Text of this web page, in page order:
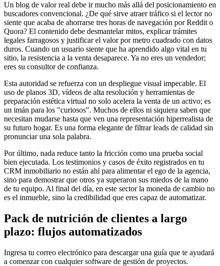
Un blog de valor real debe ir mucho más allá del posicionamiento en
buscadores convencional. ¿De qué sirve atraer tráfico si el lector no
siente que acaba de ahorrarse tres horas de navegación por Reddit o
Quora? El contenido debe desmantelar mitos, explicar trámites
legales farragosos y justificar el valor por metro cuadrado con datos
duros. Cuando un usuario siente que ha aprendido algo vital en tu
sitio, la resistencia a la venta desaparece. Ya no eres un vendedor;
eres su consultor de confianza.
Esta autoridad se refuerza con un despliegue visual impecable. El
uso de planos 3D, vídeos de alta resolución y herramientas de
preparación estética virtual no solo acelera la venta de un activo; es
un imán para los "curiosos". Muchos de ellos ni siquiera saben que
necesitan mudarse hasta que ven una representación hiperrealista de
su futuro hogar. Es una forma elegante de filtrar leads de calidad sin
pronunciar una sola palabra.
Por último, nada reduce tanto la fricción como una prueba social
bien ejecutada. Los testimonios y casos de éxito registrados en tu
CRM inmobiliario no están ahí para alimentar el ego de la agencia,
sino para demostrar que otros ya superaron sus miedos de la mano
de tu equipo. Al final del día, en este sector la moneda de cambio no
es el inmueble, sino la credibilidad que eres capaz de automatizar.
Pack de nutrición de clientes a largo
plazo: flujos automatizados
Ingresa tu correo electrónico para descargar una guía que te ayudará
a comenzar con cualquier software de gestión de proyectos.